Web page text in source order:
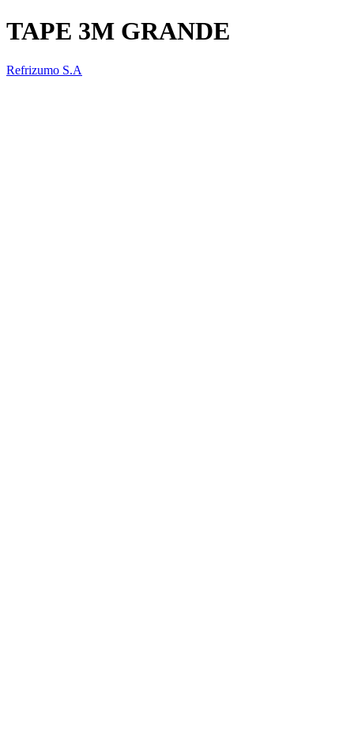
TAPE 3M GRANDE
Refrizumo S.A